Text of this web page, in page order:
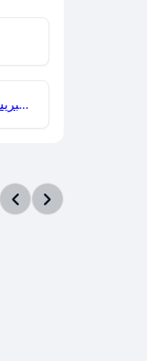
Ali Express | علي إكسبريس